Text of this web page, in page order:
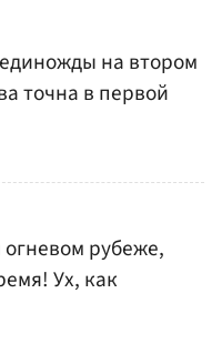
на втором
точна в первой
рубеже,
Ух, как